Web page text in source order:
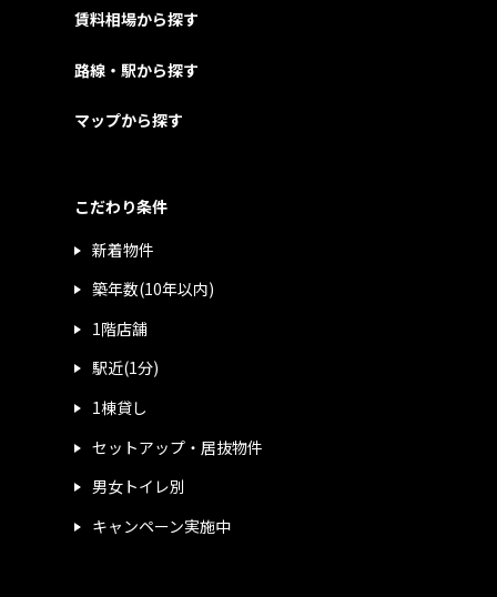
賃料相場から探す
路線・駅から探す
マップから探す
こだわり条件
新着物件
築年数(10年以内)
1階店舗
駅近(1分)
1棟貸し
セットアップ・居抜物件
男女トイレ別
キャンペーン実施中